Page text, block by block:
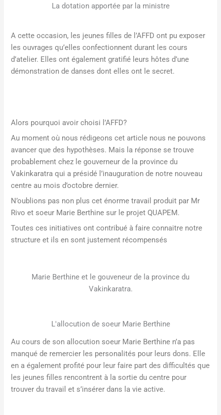
La dotation apportée par la ministre
A cette occasion, les jeunes filles de l’AFFD ont pu exposer
les ouvrages qu’elles confectionnent durant les cours
d’atelier. Elles ont également gratifié leurs hôtes d’une
démonstration de danses dont elles ont le secret.
Alors pourquoi avoir choisi l’AFFD?
Au moment où nous rédigeons cet article nous ne pouvons
avancer que des hypothèses. Mais la réponse se trouve
probablement chez le gouverneur de la province du
Vakinkaratra qui a présidé l’inauguration de notre nouveau
centre au mois d’octobre dernier.
N’oublions pas non plus cet énorme travail produit par Mr
Rivo et soeur Marie Berthine sur le projet QUAPEM.
Toutes ces initiatives ont contribué à faire connaitre notre
structure et ils en sont justement récompensés
Marie Berthine et le gouveneur de la province du
Vakinkaratra.
L'allocution de soeur Marie Berthine
Au cours de son allocution soeur Marie Berthine n’a pas
manqué de remercier les personalités pour leurs dons. Elle
en a également profité pour leur faire part des difficultés que
les jeunes filles rencontrent à la sortie du centre pour
trouver du travail et s’insérer dans la vie active.